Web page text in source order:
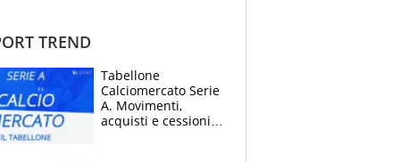
TREND
Tabellone
Calciomercato Serie
A. Movimenti,
acquisti e cessioni: